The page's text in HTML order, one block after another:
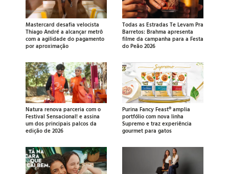
Mastercard desafia velocista
Thiago André a alcançar metrô
com a agilidade do pagamento
por aproximação
Todas as Estradas Te Levam Pra
Barretos: Brahma apresenta
filme da campanha para a Festa
do Peão 2026
Natura renova parceria com o
Festival Sensacional! e assina
um dos principais palcos da
edição de 2026
Purina Fancy Feast® amplia
portfólio com nova linha
Supremo e traz experiência
gourmet para gatos